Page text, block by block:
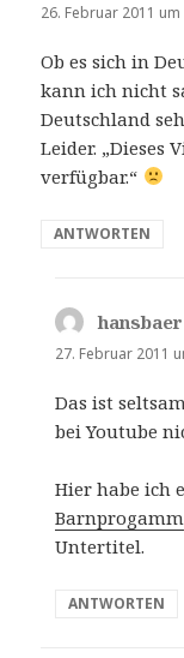
26. Februar 2011
Ob es sich in
kann ich nicht
Deutschland
Leider. „Dieses
verfügbar.“
ANTWORTEN
hansbaer
27. Februar 2011
Das ist
bei Youtube
Hier habe ich
Barnprogamm
Untertitel.
ANTWORTEN